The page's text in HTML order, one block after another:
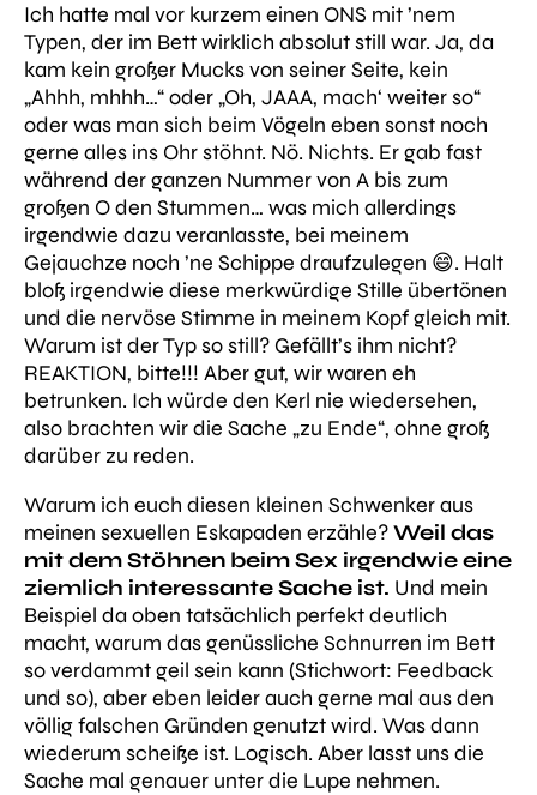
Ich hatte mal vor kurzem einen ONS mit ’nem
Typen, der im Bett wirklich absolut still war. Ja, da
kam kein großer Mucks von seiner Seite, kein
„Ahhh, mhhh…“oder„Oh, JAAA, mach‘ weiter so“
oder was man sich beim Vögeln eben sonst noch
gerne alles ins Ohr stöhnt. Nö. Nichts. Er gab fast
während der ganzen Nummer von A bis zum
großen O den Stummen… was mich allerdings
irgendwie dazu veranlasste, bei meinem
Gejauchze noch ’ne Schippe draufzulegen 😄. Halt
bloß irgendwie diese merkwürdige Stille übertönen
und die nervöse Stimme in meinem Kopf gleich mit.
Warum ist der Typ so still? Gefällt’s ihm nicht?
REAKTION, bitte!!! Aber gut, wir waren eh
betrunken. Ich würde den Kerl nie wiedersehen,
also brachten wir die Sache „zu Ende“, ohne groß
darüber zu reden.
Warum ich euch diesen kleinen Schwenker aus
meinen sexuellen Eskapaden erzähle?Weil das
mit dem Stöhnen beim Sex irgendwie eine
ziemlich interessante Sache ist. Und mein
Beispiel da oben tatsächlich perfekt deutlich
macht, warum das genüssliche Schnurren im Bett
so verdammt geil sein kann (Stichwort: Feedback
und so), aber eben leider auch gerne mal aus den
völlig falschen Gründen genutzt wird. Was dann
wiederum scheiße ist. Logisch. Aber lasst uns die
Sache mal genauer unter die Lupe nehmen.